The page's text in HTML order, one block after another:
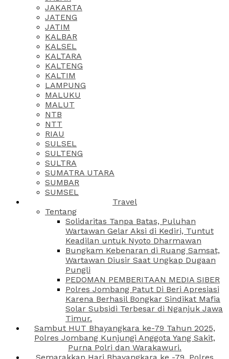
JAKARTA
JATENG
JATIM
KALBAR
KALSEL
KALTARA
KALTENG
KALTIM
LAMPUNG
MALUKU
MALUT
NTB
NTT
RIAU
SULSEL
SULTENG
SULTRA
SUMATRA UTARA
SUMBAR
SUMSEL
Travel
Tentang
Solidaritas Tanpa Batas, Puluhan
Wartawan Gelar Aksi di Kediri, Tuntut
Keadilan untuk Nyoto Dharmawan
Bungkam Kebenaran di Ruang Samsat,
Wartawan Diusir Saat Ungkap Dugaan
Pungli
PEDOMAN PEMBERITAAN MEDIA SIBER
Polres Jombang Patut Di Beri Apresiasi
Karena Berhasil Bongkar Sindikat Mafia
Solar Subsidi Terbesar di Nganjuk Jawa
Timur.
Sambut HUT Bhayangkara ke-79 Tahun 2025,
Polres Jombang Kunjungi Anggota Yang Sakit,
Purna Polri dan Warakawuri.